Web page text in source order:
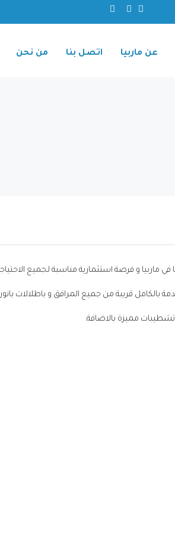
عن ماربيا اتصل بنا من نحن
قريبة من جميع المرافق و باطلالات